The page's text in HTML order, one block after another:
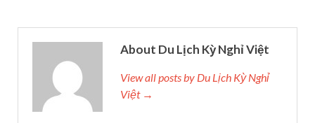
About Du Lịch Kỳ Nghỉ Việt
View all posts by Du Lịch Kỳ Nghỉ
Việt →